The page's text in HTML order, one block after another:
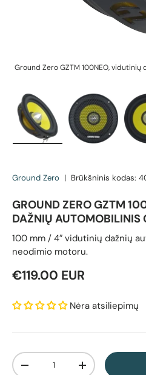
Ground Zero GZTM 100NEO,
Ground Zero | Brūkšninis kodas:
GROUND ZERO GZTM
DAŽNIŲ AUTOMOBILINIS
100 mm / 4″ vidutinių dažnių
neodimio motoru.
Reguliari kaina
€119.00 EUR
Nėra atsiliepimų
Kiekis
Sumažinti kiekįPadidinti kiekį